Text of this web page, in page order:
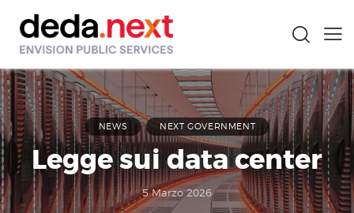
NEWS NEXT GOVERNMENT
Legge sui data center
5 Marzo 2026